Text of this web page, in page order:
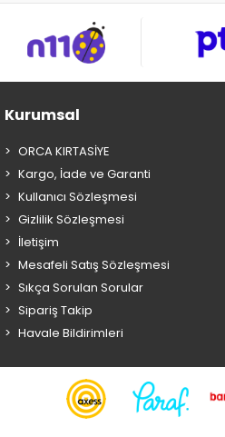
Kurumsal
ORCA KIRTASİYE
Kargo, İade ve Garanti
Kullanıcı Sözleşmesi
Gizlilik Sözleşmesi
İletişim
Mesafeli Satış Sözleşmesi
Sıkça Sorulan Sorular
Sipariş Takip
Havale Bildirimleri